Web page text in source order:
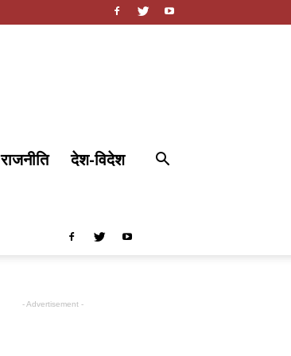
राजनीति
देश-विदेश
- Advertisement -